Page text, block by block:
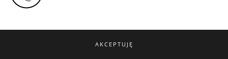
AKCEPTUJĘ